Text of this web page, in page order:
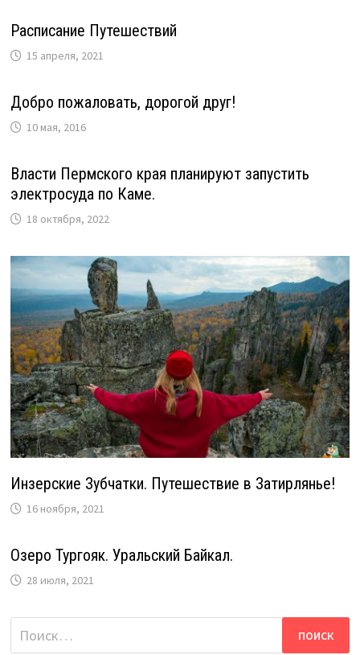
Расписание Путешествий
15 апреля, 2021
Добро пожаловать, дорогой друг!
10 мая, 2016
Власти Пермского края планируют запустить
электросуда по Каме.
18 октября, 2022
Инзерские Зубчатки. Путешествие в Затирлянье!
16 ноября, 2021
Озеро Тургояк. Уральский Байкал.
28 июля, 2021
Найти: